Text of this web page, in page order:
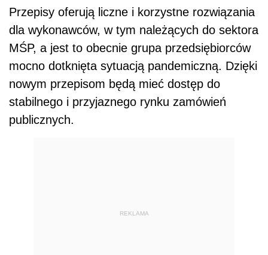
Przepisy oferują liczne i korzystne rozwiązania
dla wykonawców, w tym należących do sektora
MŚP, a jest to obecnie grupa przedsiębiorców
mocno dotknięta sytuacją pandemiczną. Dzięki
nowym przepisom będą mieć dostęp do
stabilnego i przyjaznego rynku zamówień
publicznych.
REKLAMA